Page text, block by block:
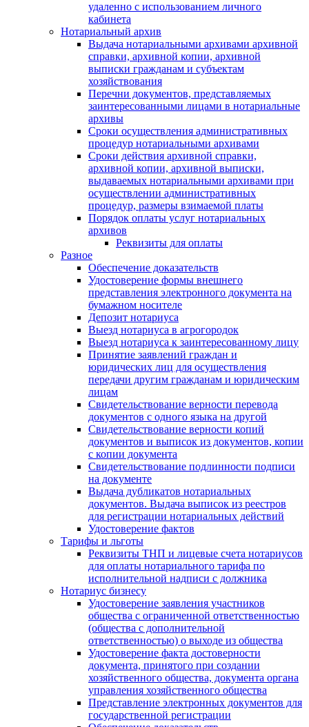
удаленно с использованием личного
кабинета
Нотариальный архив
Выдача нотариальными архивами архивной
справки, архивной копии, архивной
выписки гражданам и субъектам
хозяйствования
Перечни документов, представляемых
заинтересованными лицами в нотариальные
архивы
Сроки осуществления административных
процедур нотариальными архивами
Сроки действия архивной справки,
архивной копии, архивной выписки,
выдаваемых нотариальными архивами при
осуществлении административных
процедур, размеры взимаемой платы
Порядок оплаты услуг нотариальных
архивов
Реквизиты для оплаты
Разное
Обеспечение доказательств
Удостоверение формы внешнего
представления электронного документа на
бумажном носителе
Депозит нотариуса
Выезд нотариуса в агрогородок
Выезд нотариуса к заинтересованному лицу
Принятие заявлений граждан и
юридических лиц для осуществления
передачи другим гражданам и юридическим
лицам
Свидетельствование верности перевода
документов с одного языка на другой
Свидетельствование верности копий
документов и выписок из документов, копии
с копии документа
Свидетельствование подлинности подписи
на документе
Выдача дубликатов нотариальных
документов. Выдача выписок из реестров
для регистрации нотариальных действий
Удостоверение фактов
Тарифы и льготы
Реквизиты ТНП и лицевые счета нотариусов
для оплаты нотариального тарифа по
исполнительной надписи с должника
Нотариус бизнесу
Удостоверение заявления участников
общества с ограниченной ответственностью
(общества с дополнительной
ответственностью) о выходе из общества
Удостоверение факта достоверности
документа, принятого при создании
хозяйственного общества, документа органа
управления хозяйственного общества
Представление электронных документов для
государственной регистрации